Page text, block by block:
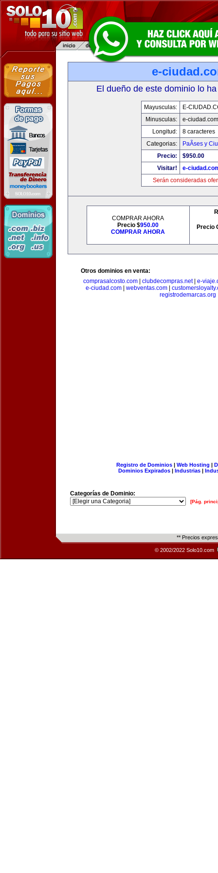
e-
El dueño de este dominio lo
Mayusculas:
E-
Minusculas:
e-ciudad.com
Longitud:
8 caracteres
Categorias:
PaÃ­ses y
Precio:
$950.00
Visitar!
e-
Serán consideradas
COMPRAR AHORA
Precio $950.00
COMPRAR AHORA
Precio
Otros dominios en venta:
comprasalcosto.com
clubdecompras.net| e-
e-ciudad.com| webventas.com|
registrodemarcas.org
Registro de Dominios| Web Hosting |
Dominios Expirados | Industrias |
Categorías de Dominio:
[Pág.
** Precios
© 2002/2022 Solo10.com